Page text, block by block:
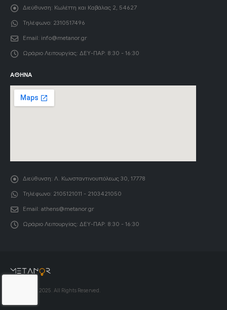
Διεύθυνση: Κωλέττη και Καβάλας 2, 54627
Τηλέφωνο: 2310517496
Email: info@metanor.gr
Ωράριο Λειτουργίας: ΔΕΥ-ΠΑΡ: 8:30 - 16:30
ΑΘΉΝΑ
Διεύθυνση: Λ. Κωνσταντινουπόλεως 30, 17778
Τηλέφωνο: 2105121011 - 2103421050
Email: athens@metanor.gr
Ωράριο Λειτουργίας: ΔΕΥ-ΠΑΡ: 8:30 - 16:30
© Copyright 2025. All Rights Reserved.